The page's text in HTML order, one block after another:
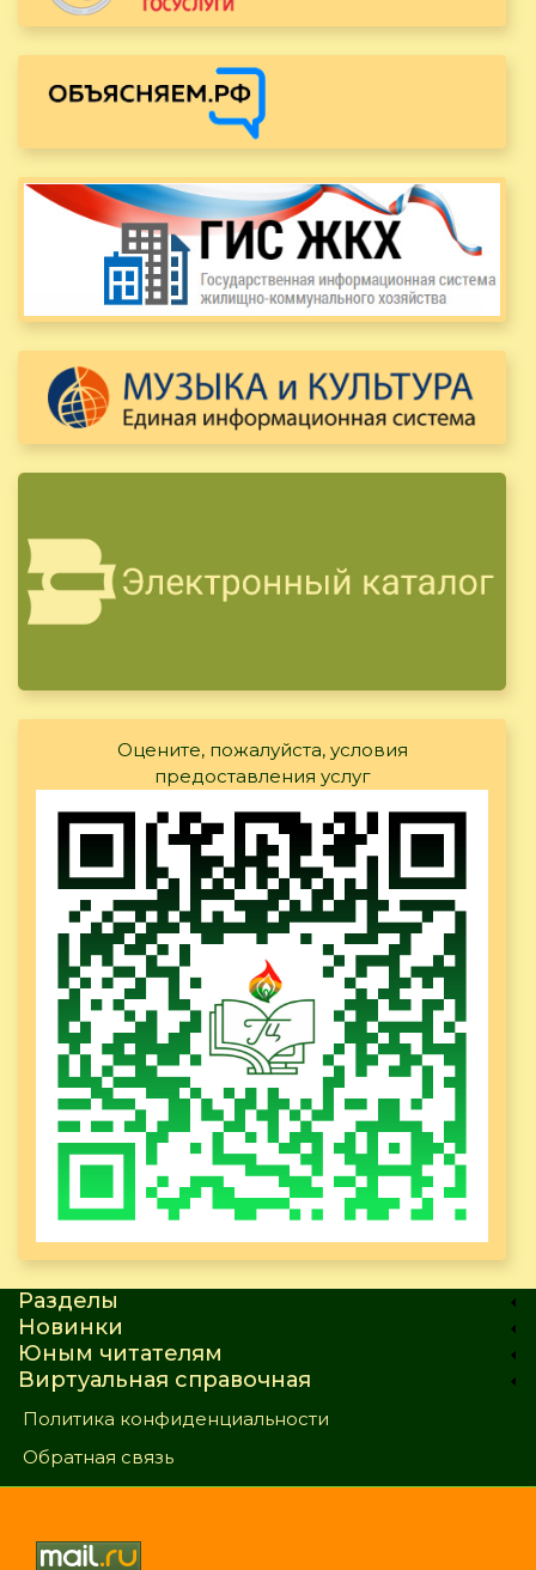
Оцените, пожалуйста, условия
предоставления услуг
Разделы
Новинки
Юным читателям
Виртуальная справочная
Политика конфиденциальности
Обратная связь